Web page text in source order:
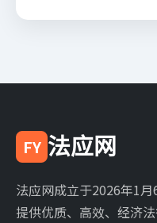
FY 法应网
法应网成立于2026年1
提供优质、高效、经济